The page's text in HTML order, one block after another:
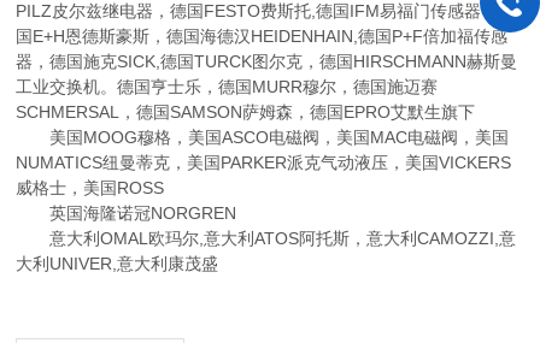
PILZ皮尔兹继电器，德国FESTO费斯托,德国IFM易福门传感器，德
国E+H恩德斯豪斯，德国海德汉HEIDENHAIN,德国P+F倍加福传感
器，德国施克SICK,德国TURCK图尔克，德国HIRSCHMANN赫斯曼
工业交换机。德国亨士乐，德国MURR穆尔，德国施迈赛
SCHMERSAL，德国SAMSON萨姆森，德国EPRO艾默生旗下
美国MOOG穆格，美国ASCO电磁阀，美国MAC电磁阀，美国
NUMATICS纽曼蒂克，美国PARKER派克气动液压，美国VICKERS
威格士，美国ROSS
英国海隆诺冠NORGREN
意大利OMAL欧玛尔,意大利ATOS阿托斯，意大利CAMOZZI,意
大利UNIVER,意大利康茂盛